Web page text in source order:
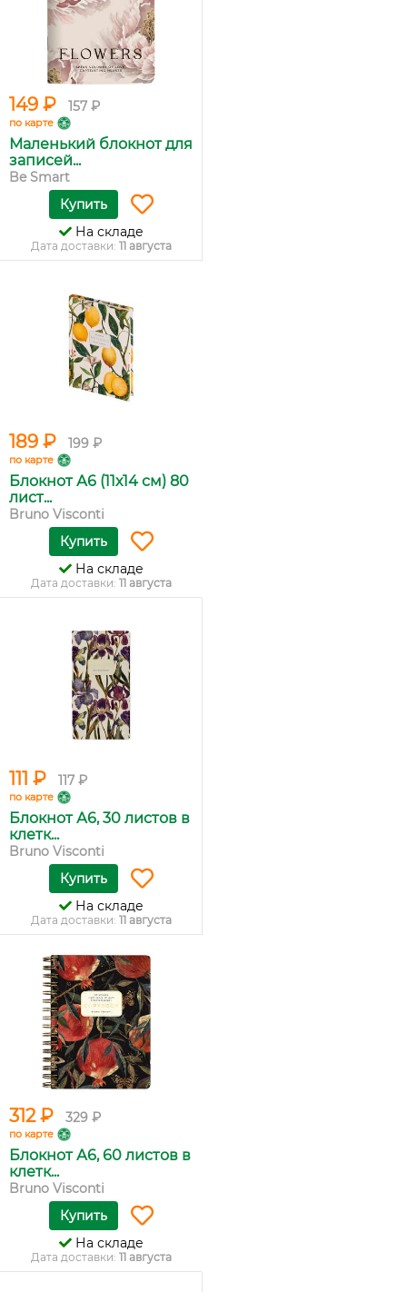
149 ₽ 157 ₽
по карте
Маленький блокнот для
записей...
Be Smart
Купить
На складе
Дата доставки: 11 августа
189 ₽ 199 ₽
по карте
Блокнот А6 (11х14 см) 80
лист...
Bruno Visconti
Купить
На складе
Дата доставки: 11 августа
111 ₽ 117 ₽
по карте
Блокнот А6, 30 листов в
клетк...
Bruno Visconti
Купить
На складе
Дата доставки: 11 августа
312 ₽ 329 ₽
по карте
Блокнот А6, 60 листов в
клетк...
Bruno Visconti
Купить
На складе
Дата доставки: 11 августа